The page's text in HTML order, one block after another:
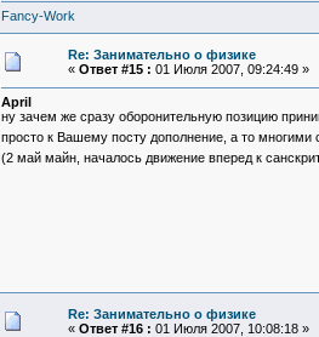
Fancy-Work
Re: Занимательно о физике
« Ответ #15 : 01 Июля 2007, 09:24:49 »
April
ну зачем же сразу оборонительную позицию
просто к Вашему посту дополнение, а то
(2 май майн, началось движение вперед к
Re: Занимательно о физике
« Ответ #16 : 01 Июля 2007, 10:08:18 »